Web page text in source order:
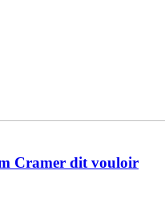
Cramer dit vouloir